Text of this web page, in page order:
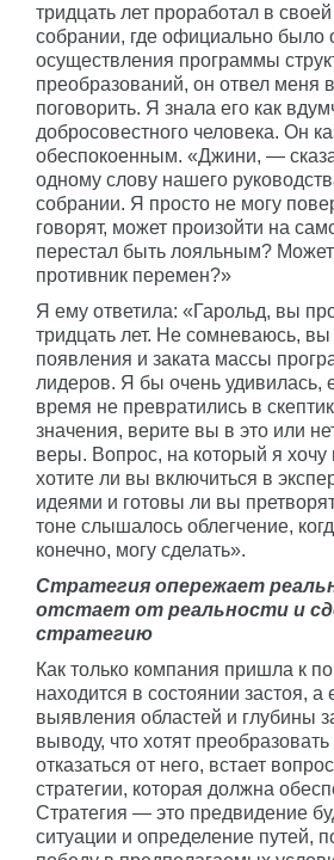
тридцать лет проработал в
собрании, где официально было
осуществления программы
преобразований, он отвел меня
поговорить. Я знала его как
добросовестного человека. Он
обеспокоенным. «Джини, —
одному слову нашего
собрании. Я просто не могу
говорят, может произойти на
перестал быть лояльным?
противник перемен?»
Я ему ответила: «Гарольд, вы
тридцать лет. Не сомневаюсь,
появления и заката массы
лидеров. Я бы очень удивилась,
время не превратились в
значения, верите вы в это или
веры. Вопрос, на который я хочу
хотите ли вы включиться в
идеями и готовы ли вы
тоне слышалось облегчение,
конечно, могу сделать».
Стратегия опережает
отстает от реальности и
стратегию
Как только компания пришла к
находится в состоянии застоя, а
выявления областей и глубины
выводу, что хотят
отказаться от него, встает
стратегии, которая должна
Стратегия — это предвидение
ситуации и определение путей,